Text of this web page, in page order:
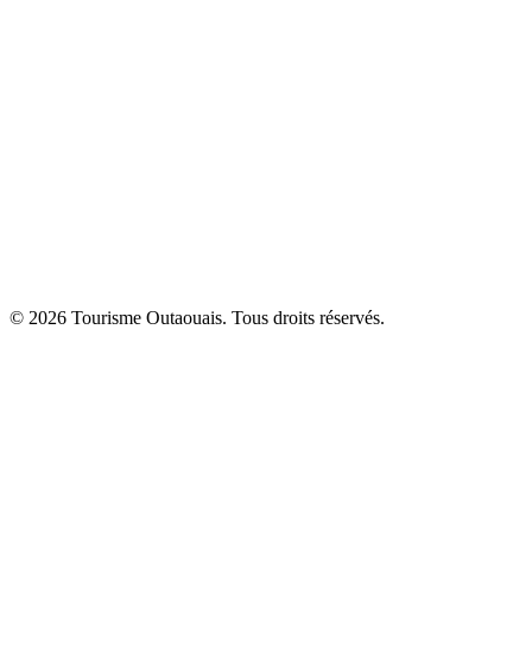
© 2026 Tourisme Outaouais. Tous droits réservés.